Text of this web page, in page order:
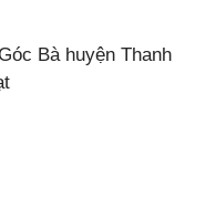
Bà huyện Thanh